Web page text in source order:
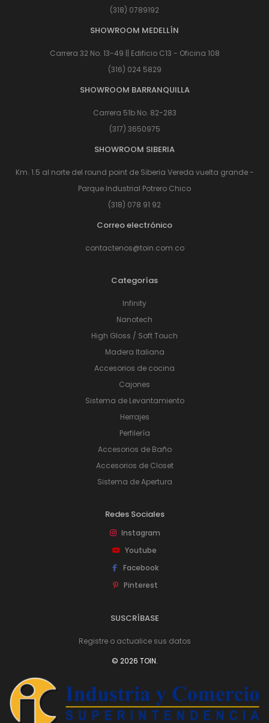
(318) 0789192
SHOWROOM MEDELLÍN
Carrera 32 No. 13-49 || Edificio C13 - Oficina 108
(316) 024 5829
SHOWROOM BARRANQUILLA
Carrera 51b No. 82-283
(317) 3650975
SHOWROOM SIBERIA
Km. 1.5 al norte del round point de Siberia Vereda vuelta grande -
Parque Industrial Potrero Chico
(318) 078 91 92
Correo electrónico
contactenos@toin.com.co
Categorías
Infinity
Nanotech
High Gloss / Soft Touch
Madera Italiana
Accesorios de cocina
Cajones
Sistema de Levantamiento
Herrajes
Perfilería
Accesorios de Baño
Accesorios de Closet
Sistema de Apertura
Redes Sociales
Instagram
Youtube
Facebook
Pinterest
SUSCRÍBASE
Registre o actualice sus datos
© 2026 TOIN.